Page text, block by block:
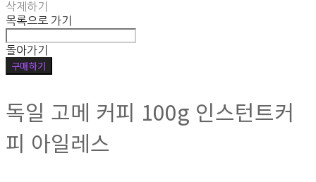
삭제하기
목록으로 가기
돌아가기
구매하기
독일 고메 커피 100g 인스턴트커
피 아일레스